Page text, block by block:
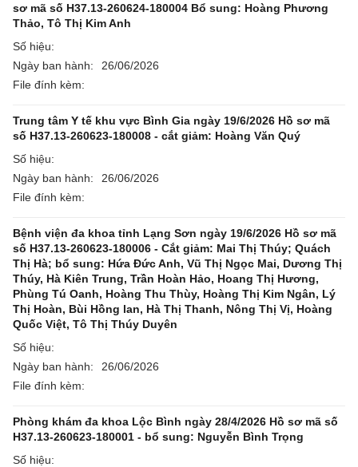
sơ mã số H37.13-260624-180004 Bổ sung: Hoàng Phương
Thảo, Tô Thị Kim Anh
Số hiệu:
Ngày ban hành:
26/06/2026
File đính kèm:
Trung tâm Y tế khu vực Bình Gia ngày 19/6/2026 Hồ sơ mã
số H37.13-260623-180008 - cắt giảm: Hoàng Văn Quý
Số hiệu:
Ngày ban hành:
26/06/2026
File đính kèm:
Bệnh viện đa khoa tỉnh Lạng Sơn ngày 19/6/2026 Hồ sơ mã
số H37.13-260623-180006 - Cắt giảm: Mai Thị Thúy; Quách
Thị Hà; bổ sung: Hứa Đức Anh, Vũ Thị Ngọc Mai, Dương Thị
Thúy, Hà Kiên Trung, Trần Hoàn Hảo, Hoang Thị Hương,
Phùng Tú Oanh, Hoàng Thu Thùy, Hoàng Thị Kim Ngân, Lý
Thị Hoàn, Bùi Hồng lan, Hà Thị Thanh, Nông Thị Vị, Hoàng
Quốc Việt, Tô Thị Thúy Duyên
Số hiệu:
Ngày ban hành:
26/06/2026
File đính kèm:
Phòng khám đa khoa Lộc Bình ngày 28/4/2026 Hồ sơ mã số
H37.13-260623-180001 - bổ sung: Nguyễn Bình Trọng
Số hiệu: